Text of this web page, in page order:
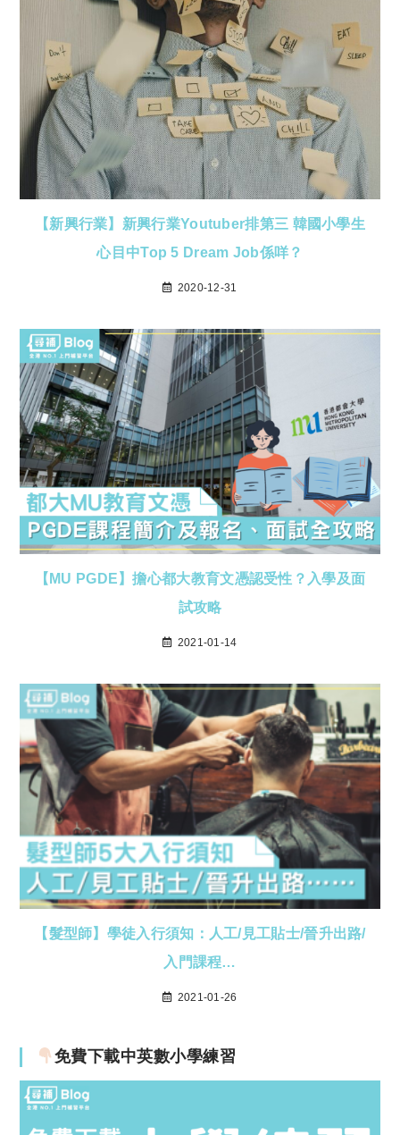
【新興行業】新興行業Youtuber排第三 韓國小學生
心目中Top 5 Dream Job係咩？
2020-12-31
【MU PGDE】擔心都大教育文憑認受性？入學及面
試攻略
2021-01-14
【髮型師】學徒入行須知：人工/見工貼士/晉升出路/
入門課程…
2021-01-26
免費下載中英數小學練習